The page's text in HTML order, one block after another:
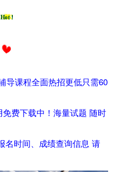
导课程全面热招更低只需60
免费下载中！海量试题 随时
名时间、成绩查询信息 请